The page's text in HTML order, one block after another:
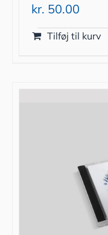
kr. 50.00
Tilføj til kurv